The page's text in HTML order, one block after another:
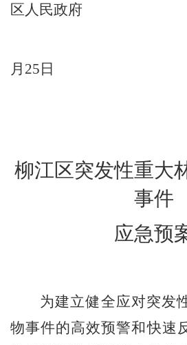
区人民政府
月 25 日
柳江区突发性重大
事件
应急预
为建立健全应对突发
物事件的高效预警和快速